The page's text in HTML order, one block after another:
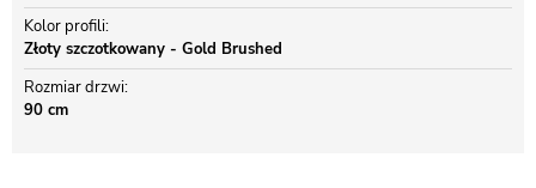
Kolor profili
Złoty szczotkowany - Gold Brushed
Rozmiar drzwi
90 cm